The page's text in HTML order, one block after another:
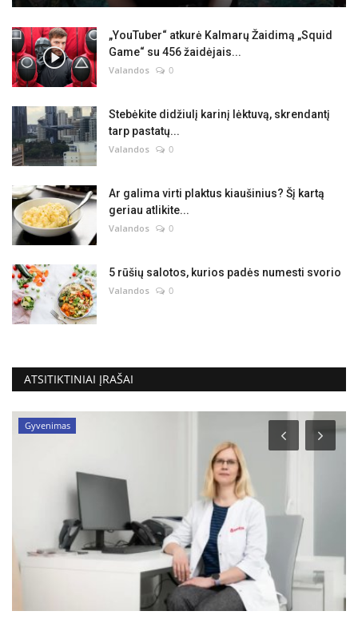
„YouTuber“ atkurė Kalmarų Žaidimą „Squid
Game“ su 456 žaidėjais...
Valandos 0
Stebėkite didžiulį karinį lėktuvą, skrendantį
tarp pastatų...
Valandos 0
Ar galima virti plaktus kiaušinius? Šį kartą
geriau atlikite...
Valandos 0
5 rūšių salotos, kurios padės numesti svorio
Valandos 0
ATSITIKTINIAI ĮRAŠAI
Gyvenimas